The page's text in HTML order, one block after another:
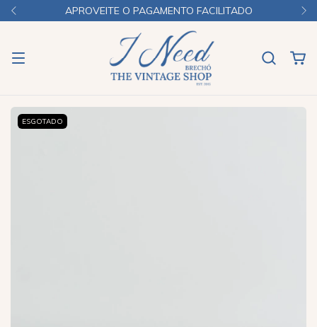
APROVEITE O PAGAMENTO FACILITADO
ESGOTADO